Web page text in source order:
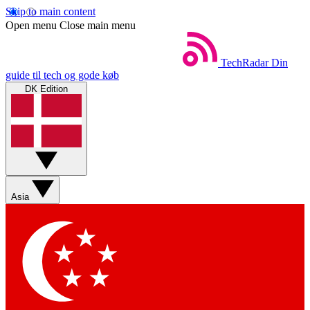
Skip to main content
Open menu Close main menu
TechRadar Din
guide til tech og gode køb
DK Edition
Asia